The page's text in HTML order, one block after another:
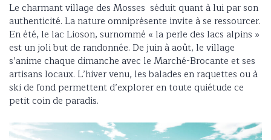
Le charmant village des Mosses séduit quant à lui par son
authenticité. La nature omniprésente invite à se ressourcer.
En été, le lac Lioson, surnommé « la perle des lacs alpins »
est un joli but de randonnée. De juin à août, le village
s’anime chaque dimanche avec le Marché-Brocante et ses
artisans locaux. L’hiver venu, les balades en raquettes ou à
ski de fond permettent d’explorer en toute quiétude ce
petit coin de paradis.